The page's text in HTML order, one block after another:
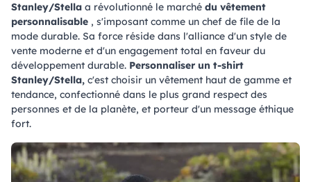
Stanley/Stella a révolutionné le marché du vêtement
personnalisable , s'imposant comme un chef de file de la
mode durable. Sa force réside dans l'alliance d'un style de
vente moderne et d'un engagement total en faveur du
développement durable. Personnaliser un t-shirt
Stanley/Stella, c'est choisir un vêtement haut de gamme et
tendance, confectionné dans le plus grand respect des
personnes et de la planète, et porteur d'un message éthique
fort.